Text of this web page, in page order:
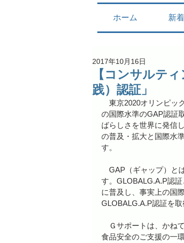
ホーム 新
【コンサルテ
践）認証」
2017年10月16日
東京2020オリンピッ
の国際水準のGAP認証
ばらしさを世界に発信
の普及・拡大と国際水
す。
GAP（ギャップ）と
す。GLOBALG.A.P認
に普及し、事実上の国
GLOBALG.A.P認証を
Ｇサポートは、かね
食品安全のご支援の一